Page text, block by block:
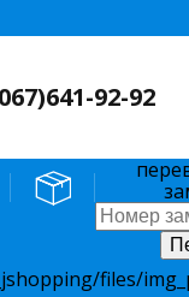
067)641-92-92
files/